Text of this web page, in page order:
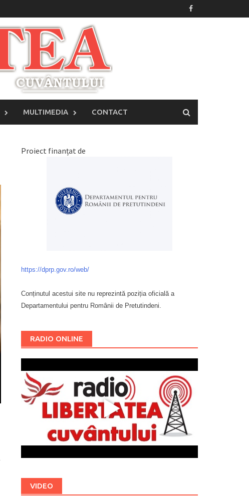
MULTIMEDIA CONTACT
Proiect finanțat de
https://dprp.gov.ro/web/
Conținutul acestui site nu reprezintă poziția oficială a
Departamentului pentru Românii de Pretutindeni.
RADIO ONLINE
VIDEO